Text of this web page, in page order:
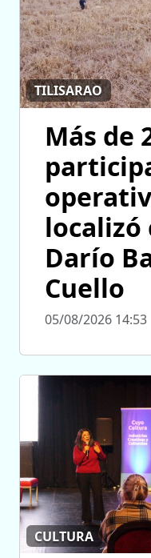
TILISARAO
Más de
localizó
Darío
Cuello
05/08/2026 14:53
CULTURA